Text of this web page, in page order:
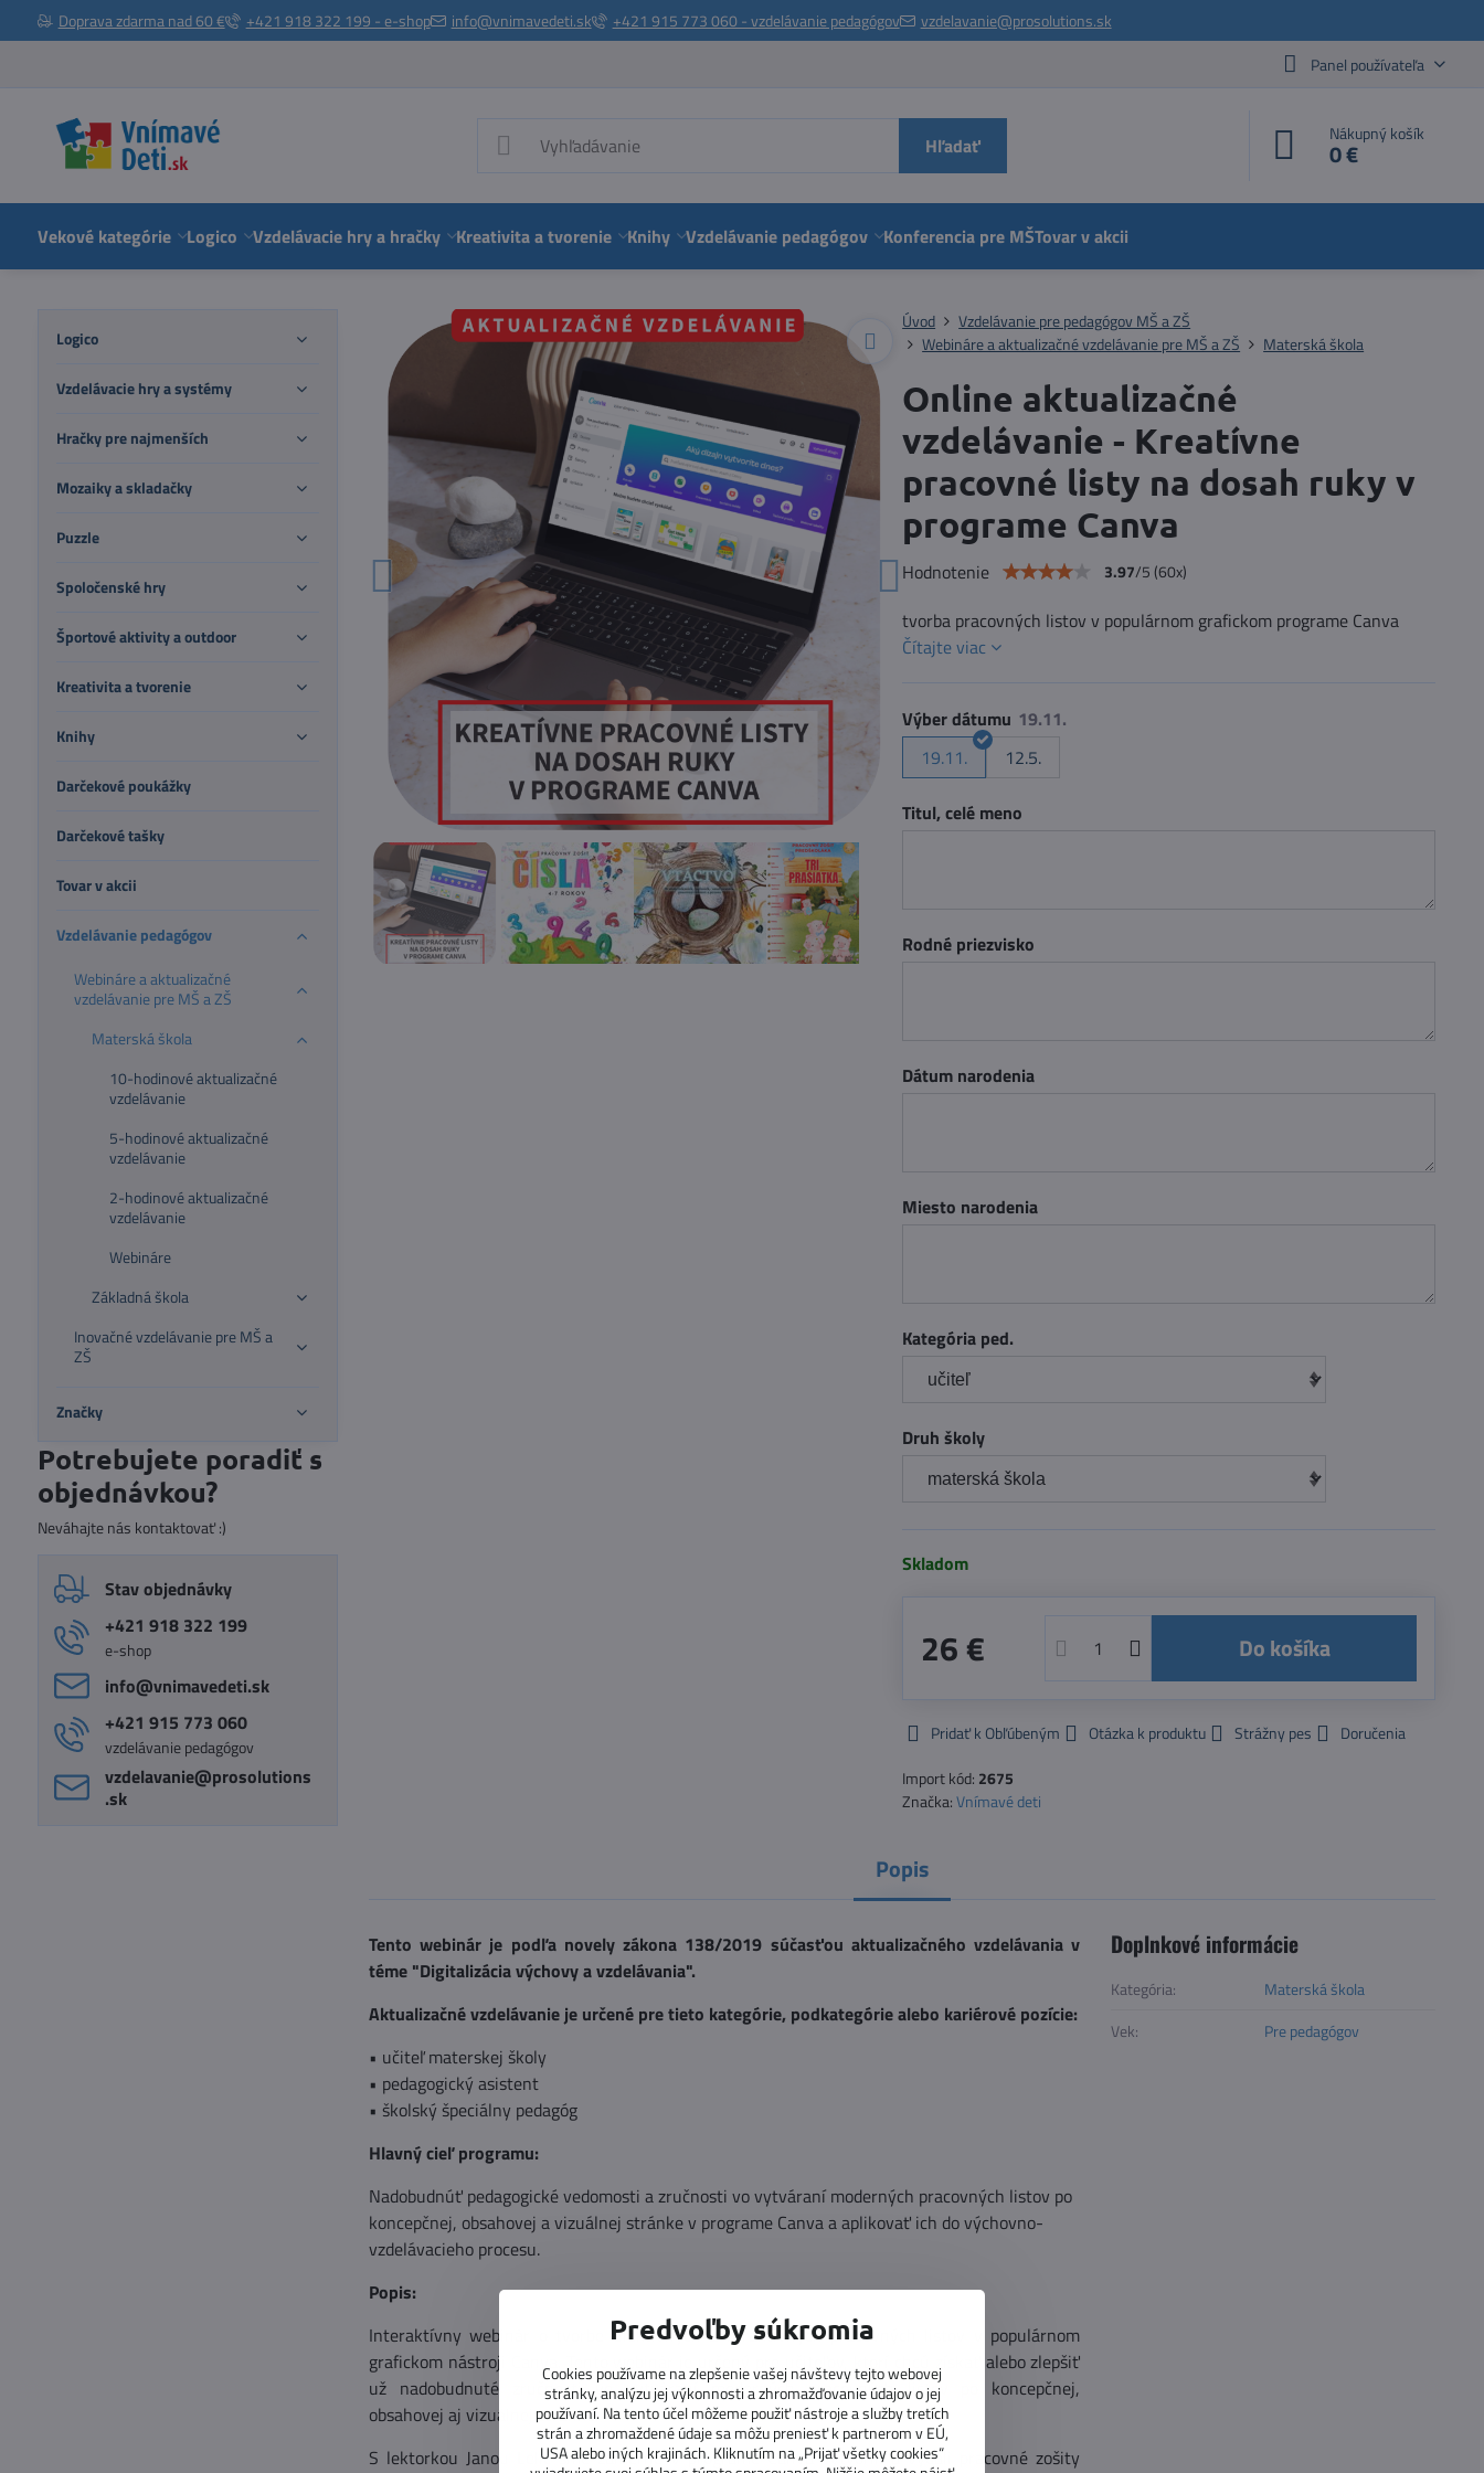
Doprava zdarma nad 60 € +421 918 322 199 - e-shop info@vnimavedeti.sk +421 915 773 060 - vzdelávanie pedagógov
vzdelavanie@prosolutions.sk
Panel používateľa
Hľadať Nákupný košík
0 €
Vekové kategórie Logico Vzdelávacie hry a hračky Kreativita a tvorenie Knihy Vzdelávanie pedagógov Konferencia pre MŠTovar v akcii
Úvod
Vzdelávanie pre pedagógov MŠ a ZŠ
Webináre a aktualizačné vzdelávanie pre MŠ a ZŠ
Materská škola
Online aktualizačné
vzdelávanie - Kreatívne
pracovné listy na dosah ruky v
programe Canva
Hodnotenie 3.97/5(60x)
tvorba pracovných listov v populárnom grafickom programe Canva
Čítajte viac
Výber dátumu
19.11.
12.5.
Titul, celé meno
Rodné priezvisko
Dátum narodenia
Miesto narodenia
Kategória ped.
Druh školy
Skladom
26 € Do košíka
Pridať k Obľúbeným Otázka k produktu Strážny pes
Doručenia
Import kód: 2675
Značka:Vnímavé deti
Popis
Tento webinár je podľa novely zákona 138/2019 súčasťou aktualizačného vzdelávania v
téme "Digitalizácia výchovy a vzdelávania".
Aktualizačné vzdelávanie je určené pre tieto kategórie, podkategórie alebo kariérové pozície:
• učiteľ materskej školy
• pedagogický asistent
• školský špeciálny pedagóg
Hlavný cieľ programu:
Nadobudnúť pedagogické vedomosti a zručnosti vo vytváraní moderných pracovných listov po
koncepčnej, obsahovej a vizuálnej stránke v programe Canva a aplikovať ich do výchovno-
vzdelávacieho procesu.
Popis:
Interaktívny webinár o tvorbe efektívnych a atraktívnych pracovných listov v populárnom
grafickom nástroji Canva. Tento webinár je určený pre učiteľov, ktorí chcú získať alebo zlepšiť
už nadobudnuté zručnosti vo vytváraní moderných pracovných listov po koncepčnej,
obsahovej aj vizuálnej stránke.
S lektorkou Janou Lelič sme zámerne v programe Canva vytvorili a vydali pracovné zošity
Doplnkové informácie
Kategória:
Materská škola
Vek:
Pre pedagógov
Logico
Vzdelávacie hry a systémy
Hračky pre najmenších
Mozaiky a skladačky
Puzzle
Spoločenské hry
Športové aktivity a outdoor
Kreativita a tvorenie
Knihy
Darčekové poukážky
Darčekové tašky
Tovar v akcii
Vzdelávanie pedagógov
Webináre a aktualizačné
vzdelávanie pre MŠ a ZŠ
Materská škola
10-hodinové aktualizačné
vzdelávanie
5-hodinové aktualizačné
vzdelávanie
2-hodinové aktualizačné
vzdelávanie
Webináre
Základná škola
Inovačné vzdelávanie pre MŠ a
ZŠ
Značky
Potrebujete poradiť s
objednávkou?
Neváhajte nás kontaktovať :)
Stav objednávky
+421 918 322 199
e-shop
info​@vnimavedeti​.sk
+421 915 773 060
vzdelávanie pedagógov
vzdelavanie​@prosolutions​
.sk
Predvoľby súkromia
Cookies používame na zlepšenie vašej návštevy tejto webovej
stránky, analýzu jej výkonnosti a zhromažďovanie údajov o jej
používaní. Na tento účel môžeme použiť nástroje a služby tretích
strán a zhromaždené údaje sa môžu preniesť k partnerom v EÚ,
USA alebo iných krajinách. Kliknutím na „Prijať všetky cookies“